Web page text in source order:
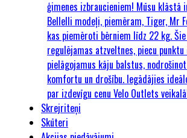
ģimenes izbraucieniem! Mūsu
Bellelli modeļi, piemēram, Tiger, Mr
kas piemēroti bērniem līdz 22 kg.
regulējamas atzveltnes, piecu
pielāgojamus kāju balstus,
komfortu un drošību. Iegādājies
par izdevīgu cenu Velo Outlets
Skrejriteņi
Skūteri